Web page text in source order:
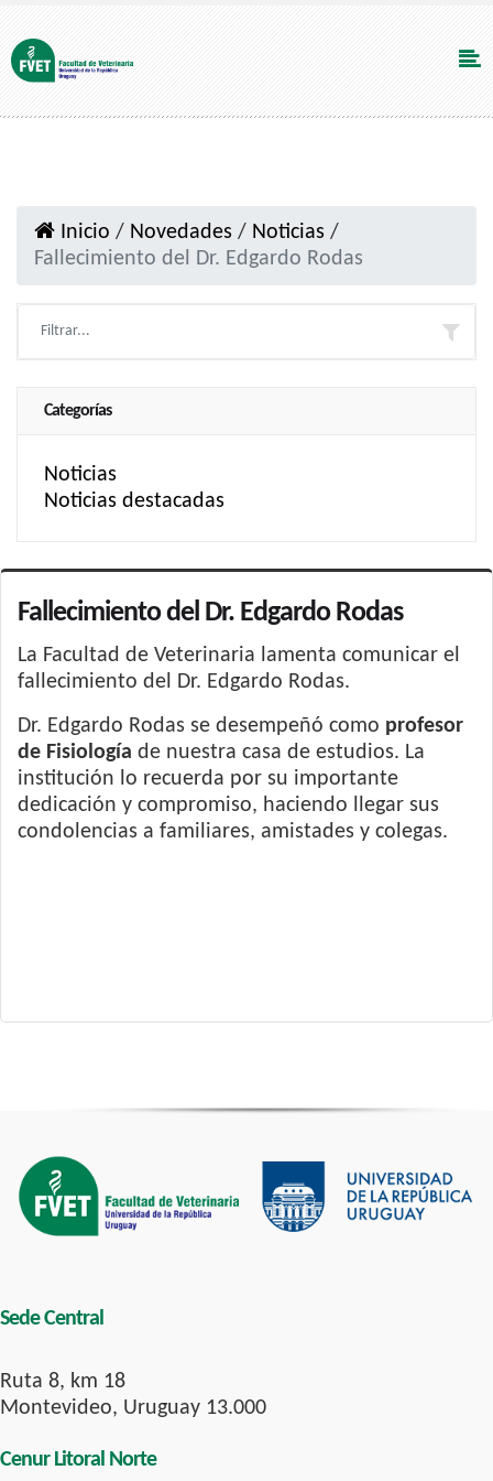
Inicio / Novedades / Noticias /
Fallecimiento del Dr. Edgardo Rodas
Categorías
Noticias
Noticias destacadas
Fallecimiento del Dr. Edgardo Rodas
La Facultad de Veterinaria lamenta comunicar el
fallecimiento del Dr. Edgardo Rodas.
Dr. Edgardo Rodas se desempeñó como profesor
de Fisiología de nuestra casa de estudios. La
institución lo recuerda por su importante
dedicación y compromiso, haciendo llegar sus
condolencias a familiares, amistades y colegas.
Sede Central
Ruta 8, km 18
Montevideo, Uruguay 13.000
Cenur Litoral Norte